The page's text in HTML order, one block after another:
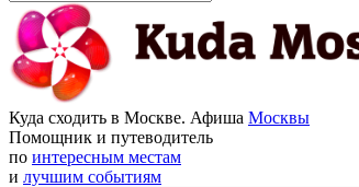
Куда сходить в Москве. Афиша Москвы
Помощник и путеводитель
по интересным местам
и лучшим событиям